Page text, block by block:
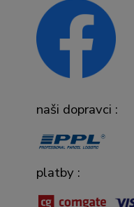
naši dopravci :
platby :